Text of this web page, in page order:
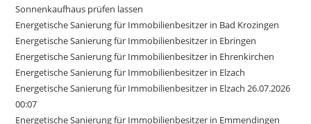
Sonnenkaufhaus prüfen lassen
Energetische Sanierung für Immobilienbesitzer in Bad Krozingen
Energetische Sanierung für Immobilienbesitzer in Ebringen
Energetische Sanierung für Immobilienbesitzer in Ehrenkirchen
Energetische Sanierung für Immobilienbesitzer in Elzach
Energetische Sanierung für Immobilienbesitzer in Elzach 26.07.2026
00:07
Energetische Sanierung für Immobilienbesitzer in Emmendingen